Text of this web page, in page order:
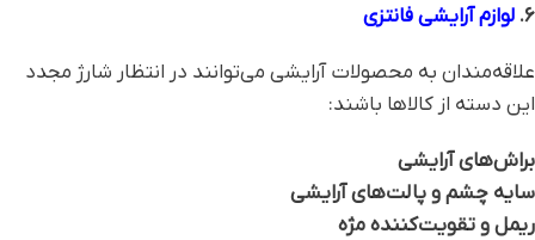
6. لوازم آرایشی فانتزی
علاقه‌مندان به محصولات آرایشی می‌توانند در انتظار شارژ مجدد
این دسته از کالاها باشند:
براش‌های آرایشی
سایه چشم و پالت‌های آرایشی
ریمل و تقویت‌کننده مژه